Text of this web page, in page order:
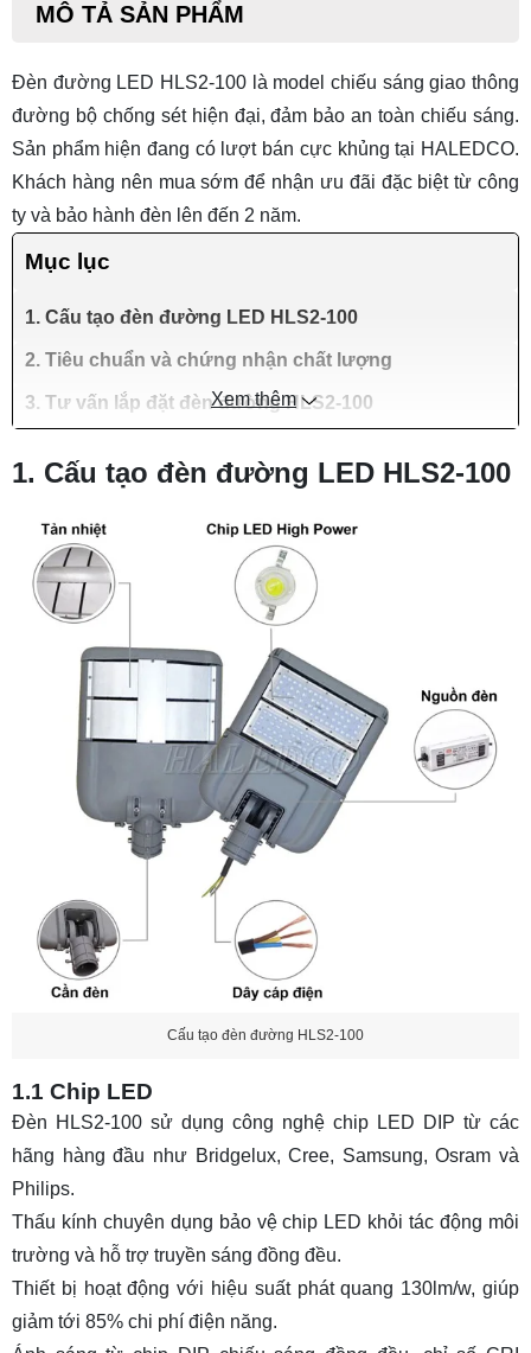
MÔ TẢ SẢN PHẨM
Đèn đường LED HLS2-100 là model chiếu sáng giao thông
đường bộ chống sét hiện đại, đảm bảo an toàn chiếu sáng.
Sản phẩm hiện đang có lượt bán cực khủng tại HALEDCO.
Khách hàng nên mua sớm để nhận ưu đãi đặc biệt từ công
ty và bảo hành đèn lên đến 2 năm.
Mục lục
1. Cấu tạo đèn đường LED HLS2-100
2. Tiêu chuẩn và chứng nhận chất lượng
3. Tư vấn lắp đặt đèn đường HLS2-100
Xem thêm
1. Cấu tạo đèn đường LED HLS2-100
Cấu tạo đèn đường HLS2-100
1.1 Chip LED
Đèn HLS2-100 sử dụng công nghệ chip LED DIP từ các
hãng hàng đầu như Bridgelux, Cree, Samsung, Osram và
Philips.
Thấu kính chuyên dụng bảo vệ chip LED khỏi tác động môi
trường và hỗ trợ truyền sáng đồng đều.
Thiết bị hoạt động với hiệu suất phát quang 130lm/w, giúp
giảm tới 85% chi phí điện năng.